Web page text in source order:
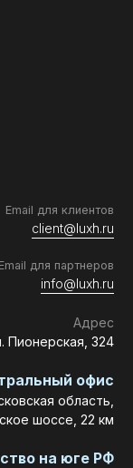
Email для клиентов
client@luxh.ru
Email для партнеров
info@luxh.ru
Адрес
Пионерская, 324
офис
область,
шоссе, 22 км
на юге РФ